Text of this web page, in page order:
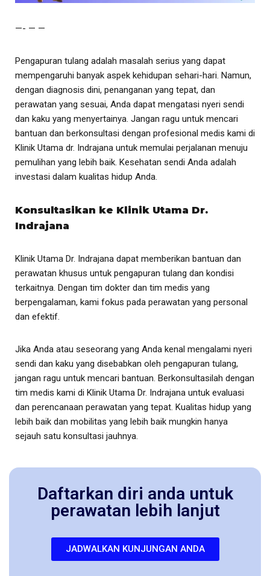
—- — —
Pengapuran tulang adalah masalah serius yang dapat
mempengaruhi banyak aspek kehidupan sehari-hari. Namun,
dengan diagnosis dini, penanganan yang tepat, dan
perawatan yang sesuai, Anda dapat mengatasi nyeri sendi
dan kaku yang menyertainya. Jangan ragu untuk mencari
bantuan dan berkonsultasi dengan profesional medis kami di
Klinik Utama dr. Indrajana untuk memulai perjalanan menuju
pemulihan yang lebih baik. Kesehatan sendi Anda adalah
investasi dalam kualitas hidup Anda.
Konsultasikan ke Klinik Utama Dr.
Indrajana
Klinik Utama Dr. Indrajana dapat memberikan bantuan dan
perawatan khusus untuk pengapuran tulang dan kondisi
terkaitnya. Dengan tim dokter dan tim medis yang
berpengalaman, kami fokus pada perawatan yang personal
dan efektif.
Jika Anda atau seseorang yang Anda kenal mengalami nyeri
sendi dan kaku yang disebabkan oleh pengapuran tulang,
jangan ragu untuk mencari bantuan. Berkonsultasilah dengan
tim medis kami di Klinik Utama Dr. Indrajana untuk evaluasi
dan perencanaan perawatan yang tepat. Kualitas hidup yang
lebih baik dan mobilitas yang lebih baik mungkin hanya
sejauh satu konsultasi jauhnya.
Daftarkan diri anda untuk
perawatan lebih lanjut
JADWALKAN KUNJUNGAN ANDA